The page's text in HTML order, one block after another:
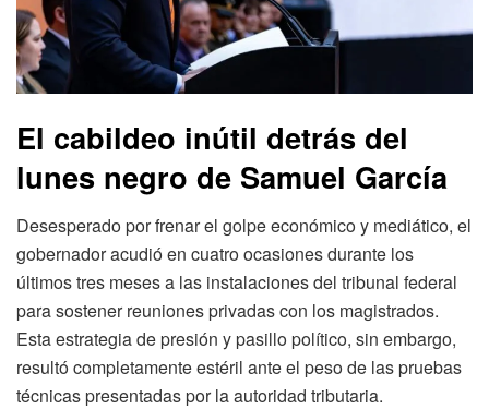
El cabildeo inútil detrás del
lunes negro de Samuel García
Desesperado por frenar el golpe económico y mediático, el
gobernador acudió en cuatro ocasiones durante los
últimos tres meses a las instalaciones del tribunal federal
para sostener reuniones privadas con los magistrados.
Esta estrategia de presión y pasillo político, sin embargo,
resultó completamente estéril ante el peso de las pruebas
técnicas presentadas por la autoridad tributaria.